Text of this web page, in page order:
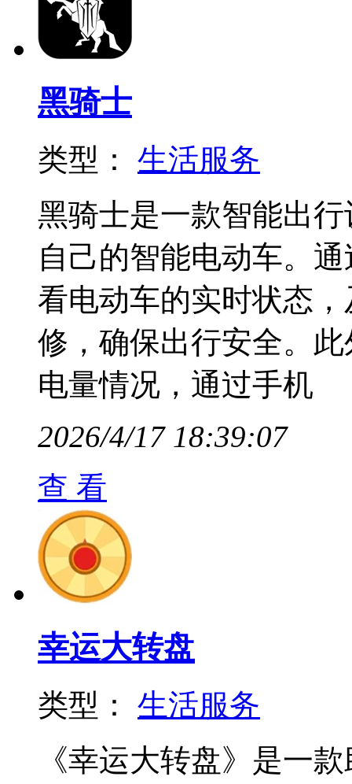
黑骑士
类型： 生活服务
黑骑士是一款智能出
自己的智能电动车。
看电动车的实时状态
修，确保出行安全。
电量情况，通过手机
2026/4/17 18:39:07
查 看
幸运大转盘
类型： 生活服务
《幸运大转盘》是一